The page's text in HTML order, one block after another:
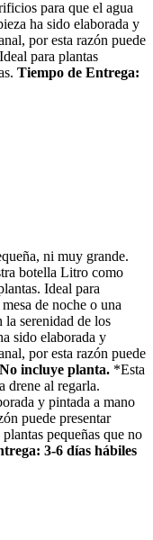
para que el agua
ha sido elaborada y
por esta razón puede
para plantas
Tiempo de Entrega:
ni muy grande.
botella Litro como
Ideal para
de noche o una
la serenidad de los
sido elaborada y
por esta razón puede
incluye planta. *Esta
drene al regarla.
y pintada a mano
puede presentar
pequeñas que no
3-6 días hábiles